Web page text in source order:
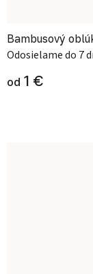
Bambusový
Odosielame do 7
od 1 €